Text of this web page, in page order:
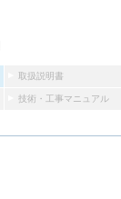
取扱説明書
技術・工事マニュアル